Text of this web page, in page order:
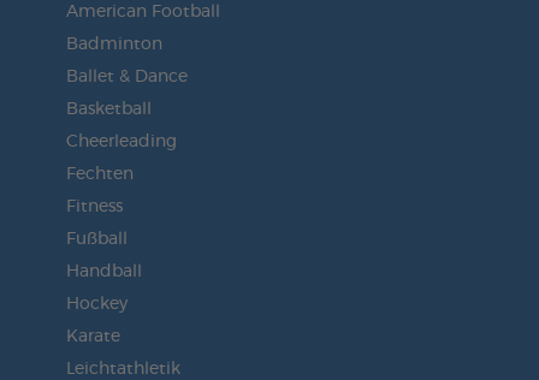
American Football
Badminton
Ballet & Dance
Basketball
Cheerleading
Fechten
Fitness
Fußball
Handball
Hockey
Karate
Leichtathletik